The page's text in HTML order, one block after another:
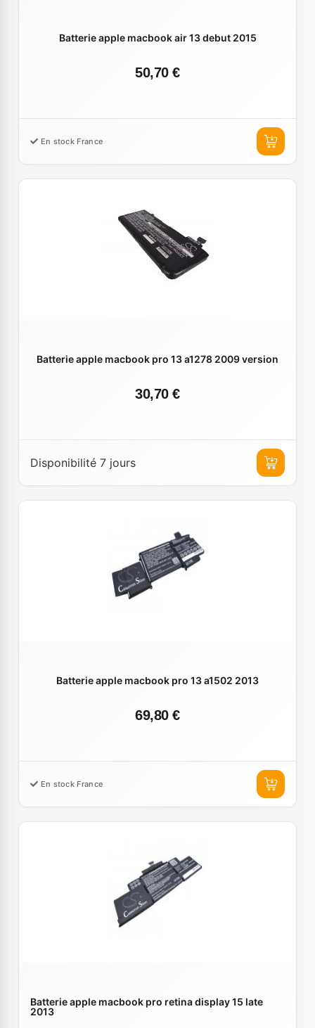
Batterie apple macbook air 13 debut 2015
50,70 €
En stock France
Batterie apple macbook pro 13 a1278 2009 version
30,70 €
Disponibilité 7 jours
Batterie apple macbook pro 13 a1502 2013
69,80 €
En stock France
Batterie apple macbook pro retina display 15 late
2013